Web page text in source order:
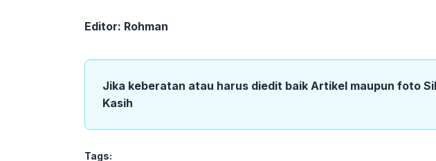
Editor: Rohman
Jika keberatan atau harus diedit baik Artikel maupun foto
Kasih
Tags: